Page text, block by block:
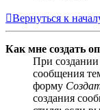
Вернуться к
Как мне создать
При
сообщения
форму
создания